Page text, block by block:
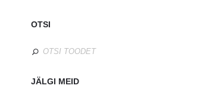
OTSI
JÄLGI MEID